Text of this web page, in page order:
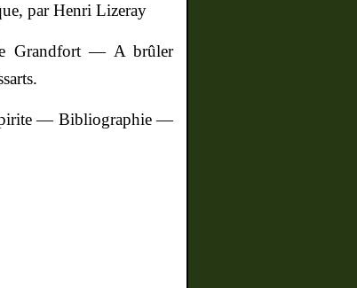
par Henri Lizeray
Grandfort — A brûler
— Bibliographie —